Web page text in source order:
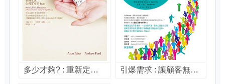
多少才夠? : 重新定義你對財富的看法 / 艾倫.艾貝(Arun Abey),安德魯.福特(Andrew Ford)著 ; 劉凱平譯 引爆需求 : 讓顧客無可救藥愛上你的6個祕密 / 史萊渥斯基(Adrian J. Slywotzky),卡爾.韋伯(Karl Weber)著 ; 陳信宏譯